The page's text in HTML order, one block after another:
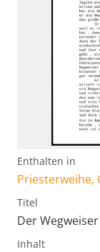
Enthalten in
Priesterweihe,
Titel
Der Wegweiser
Inhalt